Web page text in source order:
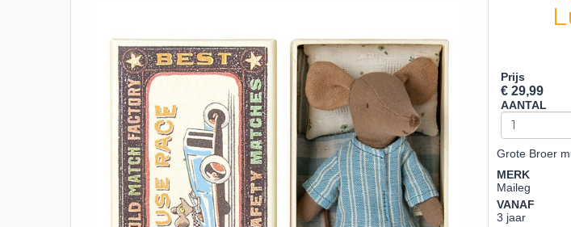
Prijs
€ 29,99
AANTAL
Grote Broer
MERK
Maileg
VANAF
3 jaar